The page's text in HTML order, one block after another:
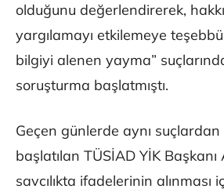
olduğunu değerlendirerek,
yargılamayı etkilemeye
bilgiyi alenen yayma”
soruşturma başlatmıştı.
Geçen günlerde aynı
başlatılan TÜSİAD YİK Başkanı
savcılıkta ifadelerinin alınması